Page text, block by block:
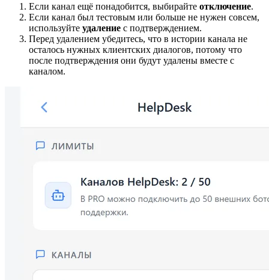
Если канал ещё понадобится, выбирайте отключение.
Если канал был тестовым или больше не нужен совсем,
используйте удаление с подтверждением.
Перед удалением убедитесь, что в истории канала не
осталось нужных клиентских диалогов, потому что
после подтверждения они будут удалены вместе с
каналом.